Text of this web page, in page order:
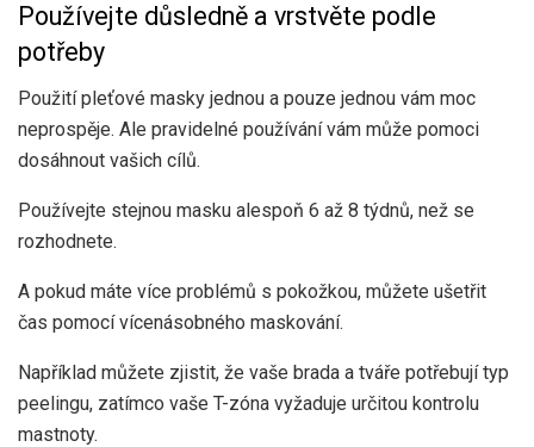
Používejte důsledně a vrstvěte podle
potřeby
Použití pleťové masky jednou a pouze jednou vám moc
neprospěje. Ale pravidelné používání vám může pomoci
dosáhnout vašich cílů.
Používejte stejnou masku alespoň 6 až 8 týdnů, než se
rozhodnete.
A pokud máte více problémů s pokožkou, můžete ušetřit
čas pomocí vícenásobného maskování.
Například můžete zjistit, že vaše brada a tváře potřebují typ
peelingu, zatímco vaše T-zóna vyžaduje určitou kontrolu
mastnoty.